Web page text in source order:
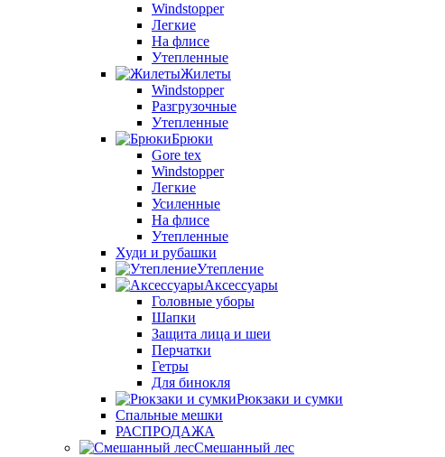
Windstopper
Легкие
На флисе
Утепленные
Жилеты
Windstopper
Разгрузочные
Утепленные
Брюки
Gore tex
Windstopper
Легкие
Усиленные
На флисе
Утепленные
Худи и рубашки
Утепление
Аксессуары
Головные уборы
Шапки
Защита лица и шеи
Перчатки
Гетры
Для бинокля
Рюкзаки и сумки
Спальные мешки
РАСПРОДАЖА
Смешанный лес